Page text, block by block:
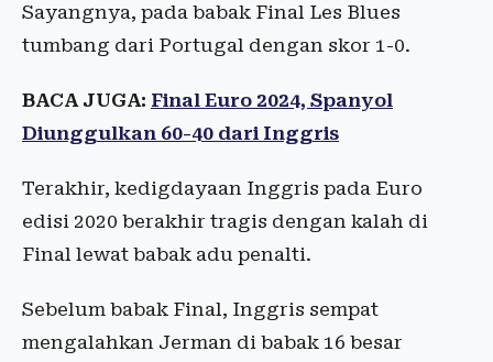
Sayangnya, pada babak Final Les Blues
tumbang dari Portugal dengan skor 1-0.
BACA JUGA: Final Euro 2024, Spanyol
Diunggulkan 60-40 dari Inggris
Terakhir, kedigdayaan Inggris pada Euro
edisi 2020 berakhir tragis dengan kalah di
Final lewat babak adu penalti.
Sebelum babak Final, Inggris sempat
mengalahkan Jerman di babak 16 besar